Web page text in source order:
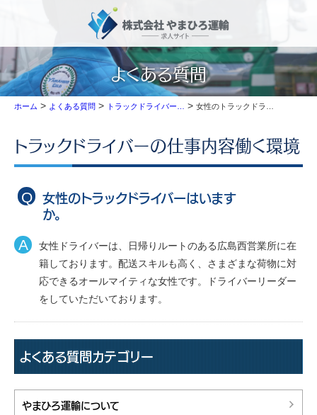
よくある質問
ホーム > よくある質問 > >
トラックドライバーの仕事内容働く環境
女性のトラックドライバーはいます
か。
女性ドライバーは、日帰りルートのある広島西営業所に在
籍しております。配送スキルも高く、さまざまな荷物に対
応できるオールマイティな女性です。ドライバーリーダー
をしていただいております。
よくある質問カテゴリー
やまひろ運輸について